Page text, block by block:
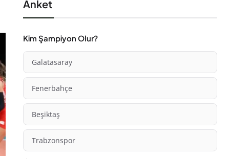
Anket
Kim Şampiyon Olur?
Galatasaray
Fenerbahçe
Beşiktaş
Trabzonspor